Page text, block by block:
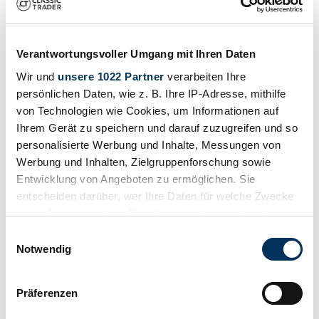
Verantwortungsvoller Umgang mit Ihren Daten
Wir und unsere 1022 Partner verarbeiten Ihre
persönlichen Daten, wie z. B. Ihre IP-Adresse, mithilfe
von Technologien wie Cookies, um Informationen auf
Ihrem Gerät zu speichern und darauf zuzugreifen und so
personalisierte Werbung und Inhalte, Messungen von
Werbung und Inhalten, Zielgruppenforschung sowie
Entwicklung von Angeboten zu ermöglichen. Sie
entscheiden darüber, wer Ihre Daten für welche Zwecke
nutzt. Sie können Ihre Einwilligung jederzeit über die
Trigger Symbol ändern oder widerrufen
Informationen über Ihre geografische Lage
Notwendig
Präferenzen
++ www.getyourclassic.com ++ 24/7 Online Auktionen ++ gratis
Precio a peticiónhace 5 años